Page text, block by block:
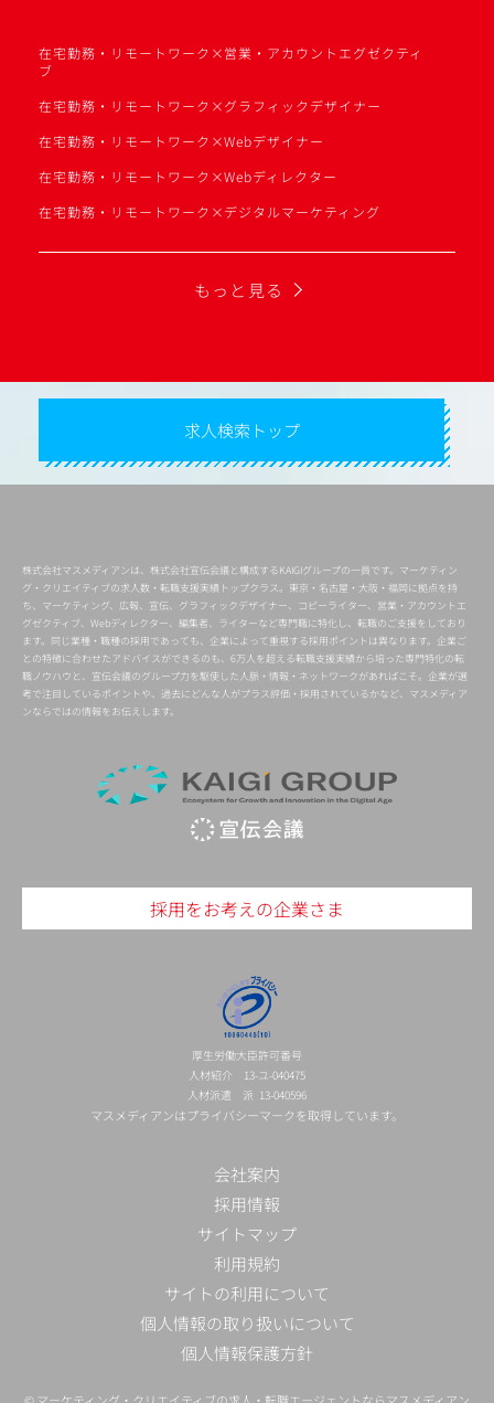
在宅勤務・リモートワーク×営業・アカウントエグゼクティ
ブ
在宅勤務・リモートワーク×グラフィックデザイナー
在宅勤務・リモートワーク×Webデザイナー
在宅勤務・リモートワーク×Webディレクター
在宅勤務・リモートワーク×デジタルマーケティング
もっと見る
求人検索トップ
株式会社マスメディアンは、株式会社宣伝会議と構成するKAIGIグループの一員です。マーケティン
グ・クリエイティブの求人数・転職支援実績トップクラス。東京・名古屋・大阪・福岡に拠点を持
ち、マーケティング、広報、宣伝、グラフィックデザイナー、コピーライター、営業・アカウントエ
グゼクティブ、Webディレクター、編集者、ライターなど専門職に特化し、転職のご支援をしており
ます。同じ業種・職種の採用であっても、企業によって重視する採用ポイントは異なります。企業ご
との特徴に合わせたアドバイスができるのも、6万人を超える転職支援実績から培った専門特化の転
職ノウハウと、宣伝会議のグループ力を駆使した人脈・情報・ネットワークがあればこそ。企業が選
考で注目しているポイントや、過去にどんな人がプラス評価・採用されているかなど、マスメディア
ンならではの情報をお伝えします。
採用をお考えの企業さま
厚生労働大臣許可番号
人材紹介 13-ユ-040475
人材派遣 派 13-040596
マスメディアンはプライバシーマークを取得しています。
会社案内
採用情報
サイトマップ
利用規約
サイトの利用について
個人情報の取り扱いについて
個人情報保護方針